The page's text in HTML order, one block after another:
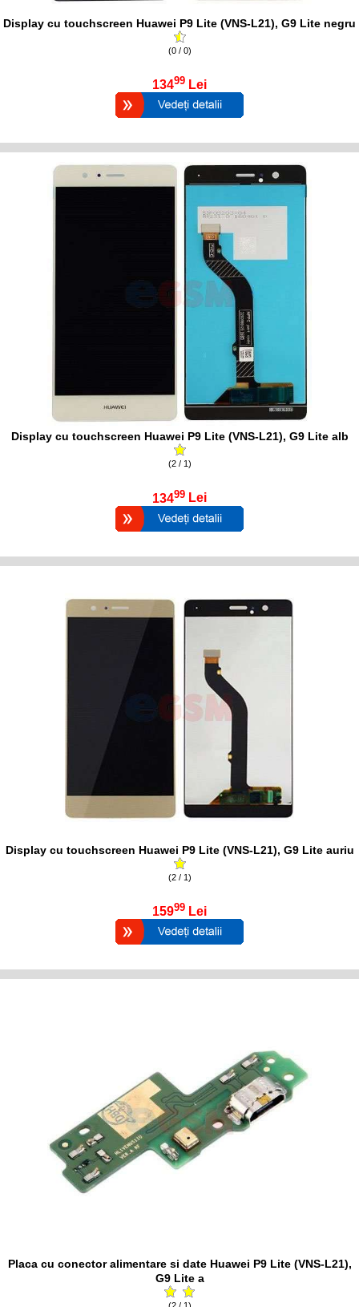
Display cu touchscreen Huawei P9 Lite (VNS-L21), G9 Lite negru
(0 / 0)
13499 Lei
Display cu touchscreen Huawei P9 Lite (VNS-L21), G9 Lite alb
(2 / 1)
13499 Lei
Display cu touchscreen Huawei P9 Lite (VNS-L21), G9 Lite auriu
(2 / 1)
15999 Lei
Placa cu conector alimentare si date Huawei P9 Lite (VNS-L21),
G9 Lite a